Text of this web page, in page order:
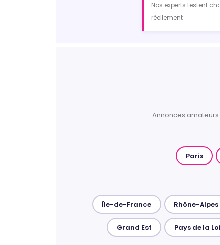
Nos experts testent
réellement
Annonces
Paris
Île-de-France Rhône-Alpes
Grand Est Pays de la